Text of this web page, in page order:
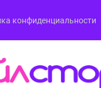
конфиденциальности